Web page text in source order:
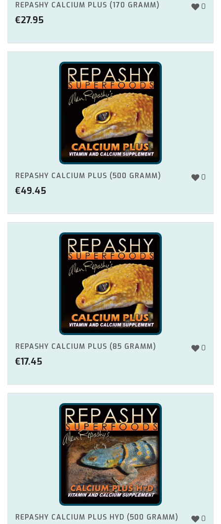
0
REPASHY CALCIUM PLUS (170 GRAMM)
€27.95
0
REPASHY CALCIUM PLUS (500 GRAMM)
€49.45
0
REPASHY CALCIUM PLUS (85 GRAMM)
€17.45
0
REPASHY CALCIUM PLUS HYD (500 GRAMM)